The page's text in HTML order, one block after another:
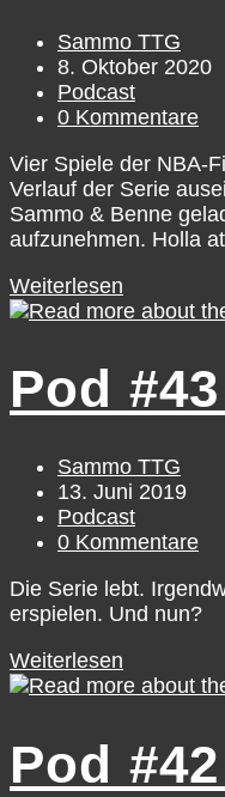
Sammo TTG
8. Oktober 2020
Podcast
0 Kommentare
Vier Spiele der NBA-
Verlauf der Serie
Sammo & Benne
aufzunehmen. Holla
Weiterlesen
Pod
Sammo TTG
13. Juni 2019
Podcast
0 Kommentare
Die Serie lebt.
erspielen. Und nun?
Weiterlesen
Pod